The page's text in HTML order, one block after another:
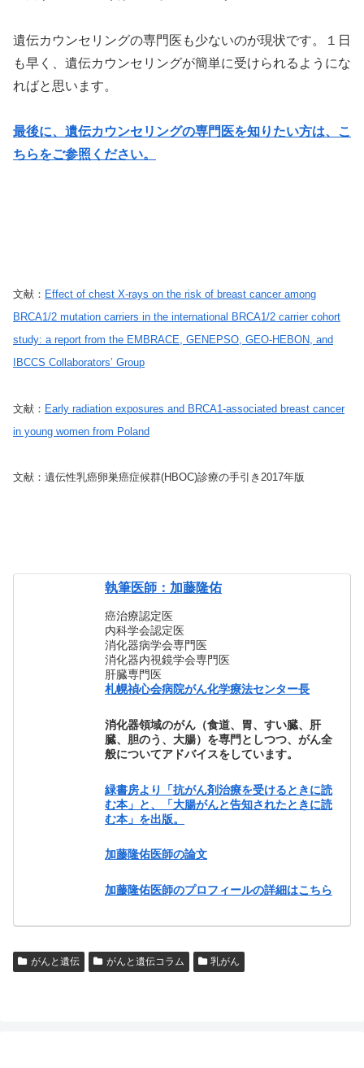
遺伝カウンセリングの専門医も少ないのが現状です。１日
も早く、遺伝カウンセリングが簡単に受けられるようにな
ればと思います。
最後に、遺伝カウンセリングの専門医を知りたい方は、こ
ちらをご参照ください。
文献： Effect of chest X-rays on the risk of breast cancer among
BRCA1/2 mutation carriers in the international BRCA1/2 carrier cohort
study: a report from the EMBRACE, GENEPSO, GEO-HEBON, and
IBCCS Collaborators’ Group
文献： Early radiation exposures and BRCA1-associated breast cancer
in young women from Poland
文献：遺伝性乳癌卵巣癌症候群(HBOC)診療の手引き2017年版
執筆医師：加藤隆佑
癌治療認定医
内科学会認定医
消化器病学会専門医
消化器内視鏡学会専門医
肝臓専門医
札幌禎心会病院がん化学療法センター長
消化器領域のがん（食道、胃、すい臓、肝
臓、胆のう、大腸）を専門としつつ、がん全
般についてアドバイスをしています。
緑書房より「抗がん剤治療を受けるときに読
む本」と、「大腸がんと告知されたときに読
む本」を出版。
加藤隆佑医師の論文
加藤隆佑医師のプロフィールの詳細はこちら
がんと遺伝 がんと遺伝コラム 乳がん